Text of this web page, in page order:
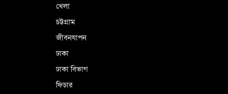
খেলা
চট্টগ্রাম
জীবনযাপন
ঢাকা
ঢাকা বিভাগ
ফিচার